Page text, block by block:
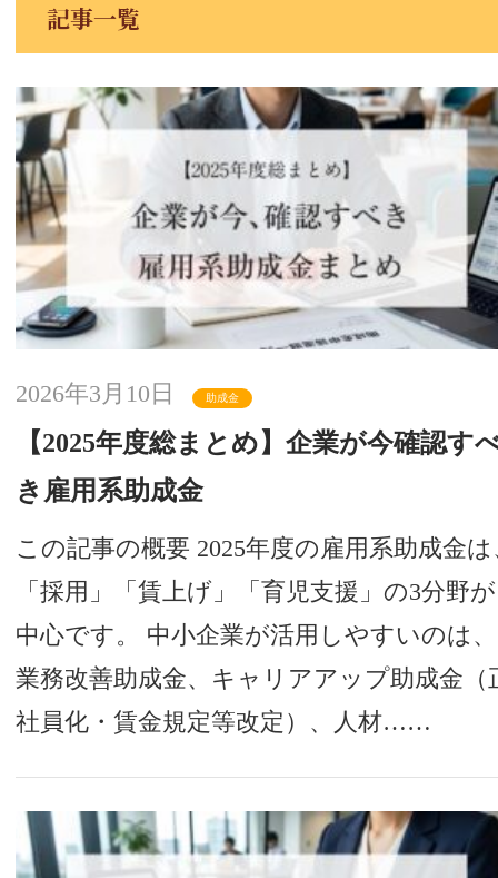
記事一覧
2026年3月10日 助成金
【2025年度総まとめ】企業が今確認す
き雇用系助成金
この記事の概要 2025年度の雇用系助成金は
「採用」「賃上げ」「育児支援」の3分野が
中心です。 中小企業が活用しやすいのは、
業務改善助成金、キャリアアップ助成金（
社員化・賃金規定等改定）、人材……